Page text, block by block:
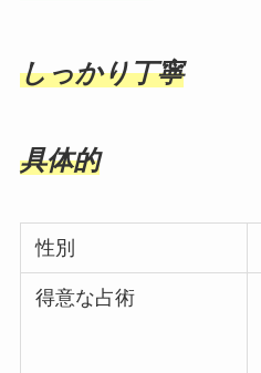
しっかり丁寧
具体的
性別
得意な占術